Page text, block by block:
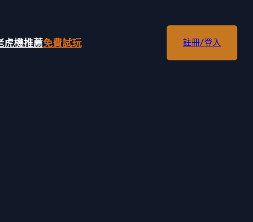
虎機推薦免費試玩 註冊/登入